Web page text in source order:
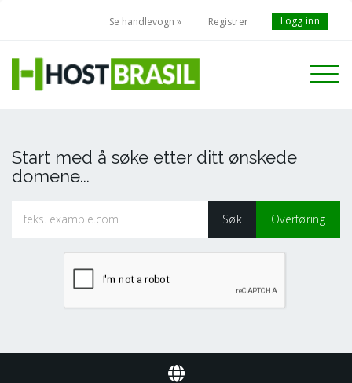
Se handlevogn » Registrer Logg inn
Toggle
Start med å søke etter ditt ønskede
domene...